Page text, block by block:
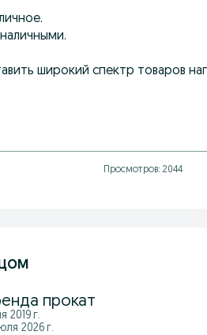
широкий спектр товаров
Просмотров: 2044
прокат
2019 г.
2026 г.